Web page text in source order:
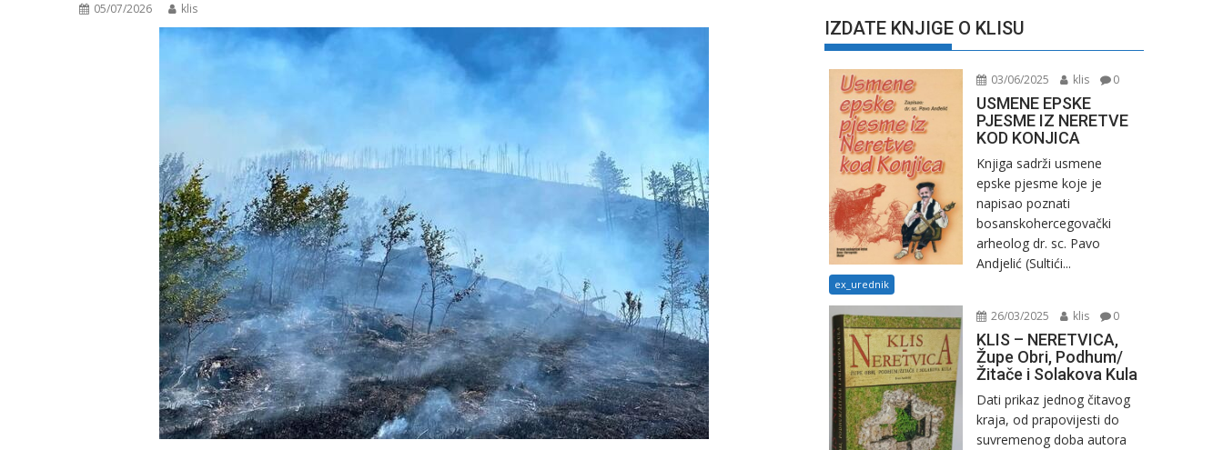
05/07/2026 klis
IZDATE KNJIGE O KLISU
03/06/2025 klis 0
USMENE EPSKE
PJESME IZ NERETVE
KOD KONJICA
Knjiga sadrži usmene
epske pjesme koje je
napisao poznati
bosanskohercegovački
arheolog dr. sc. Pavo
Andjelić (Sultići...
ex_urednik
26/03/2025 klis 0
KLIS – NERETVICA,
Župe Obri, Podhum/
Žitače i Solakova Kula
Dati prikaz jednog čitavog
kraja, od prapovijesti do
suvremenog doba autora